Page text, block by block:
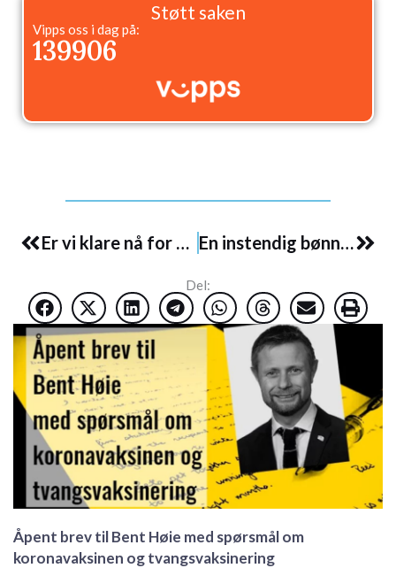
Støtt saken
Vipps oss i dag på:
139906
Er vi klare nå for å diskutere avstraffelse, bøter og tvangsvaksinering? En instendig bønn om å la barna være i fred fra vaksinering
Del:
Åpent brev til Bent Høie med spørsmål om
koronavaksinen og tvangsvaksinering